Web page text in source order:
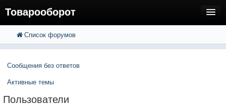
Товарооборот
FAQ
Вход
Расширенный поиск
Список форумов
Сообщения без ответов
Активные темы
Пользователи